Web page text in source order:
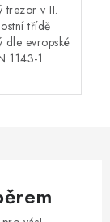
trezor v II.
třídě
dle evropské
1143-1.